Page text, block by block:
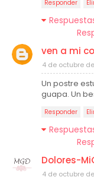
Responder
ven a mi
4 de octubre
Un postre
guapa. Un
Responder
Dolores-
4 de octubre